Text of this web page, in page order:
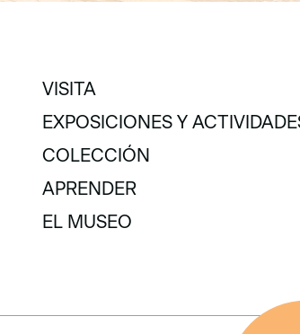
VISITA
VISITA
EXPOSICIONES Y
EXPOSICIONES Y ACTIVIDADES
COLECCIÓN
COLECCIÓN
APRENDER
APRENDER
EL MUSEO